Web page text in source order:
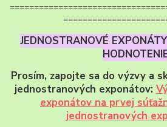
JEDNOSTRANOVÉ
Prosím, zapojte sa do výzvy a
jednostranových exponátov:
exponátov na prvej
jednostranových